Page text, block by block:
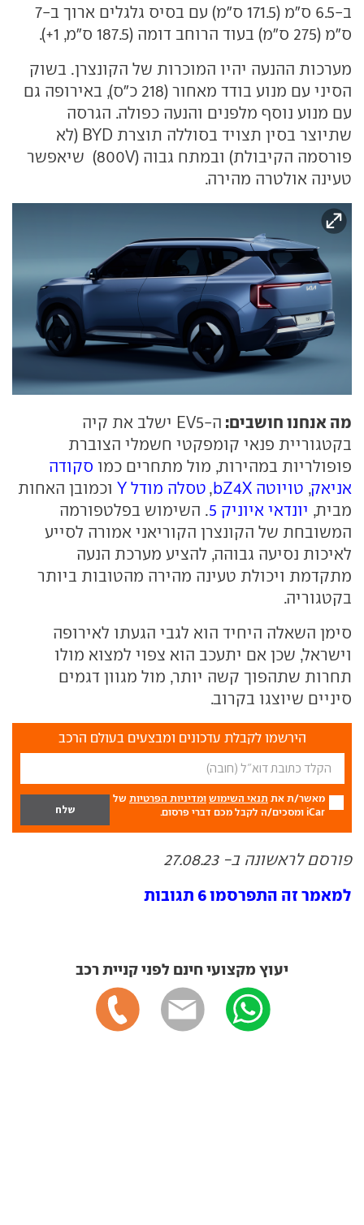
ב-6.5 ס"מ (171.5 ס"מ) עם בסיס גלגלים ארוך ב-7
ס"מ (275 ס"מ) בעוד הרוחב דומה (187.5 ס"מ, 1+).
מערכות ההנעה יהיו המוכרות של הקונצרן. בשוק
הסיני עם מנוע בודד מאחור (218 כ"ס), באירופה גם
עם מנוע נוסף מלפנים והנעה כפולה. הגרסה
שתיוצר בסין תצויד בסוללה תוצרת BYD (לא
פורסמה הקיבולת) ובמתח גבוה (800V) שיאפשר
טעינה אולטרה מהירה.
מה אנחנו חושבים:
ה-EV5 ישלב את קיה
בקטגוריית פנאי קומפקטי חשמלי הצוברת
פופולריות במהירות, מול מתחרים כמו סקודה
אניאק, טויוטה bZ4X , טסלה מודל Y
וכמובן האחות
מבית, יונדאי איוניק 5
. השימוש בפלטפורמה
המשובחת של הקונצרן הקוריאני אמורה לסייע
לאיכות נסיעה גבוהה, להציע מערכת הנעה
מתקדמת ויכולת טעינה מהירה מהטובות ביותר
בקטגוריה.
סימן השאלה היחיד הוא לגבי הגעתו לאירופה
וישראל, שכן אם יתעכב הוא צפוי למצוא מולו
תחרות שתהפוך קשה יותר, מול מגוון דגמים
סיניים שיוצגו בקרוב.
הירשמו לקבלת עדכונים ומבצעים בעולם הרכב
מאשר/ת את תנאי השימוש ומדיניות הפרטיות של
iCar ומסכים/ה לקבל מכם דברי פרסום.
פורסם לראשונה ב- 27.08.23
למאמר זה התפרסמו 6 תגובות
יעוץ מקצועי חינם לפני קניית רכב